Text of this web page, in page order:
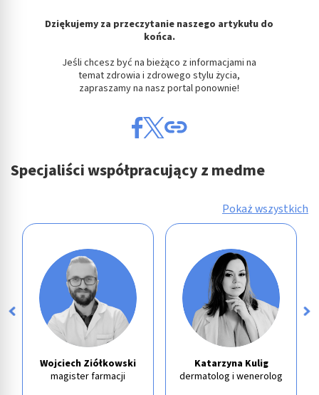
Dziękujemy za przeczytanie naszego artykułu do
końca.
Jeśli chcesz być na bieżąco z informacjami na
temat zdrowia i zdrowego stylu życia,
zapraszamy na nasz portal ponownie!
Specjaliści współpracujący z medme
Pokaż wszystkich
Wojciech Ziółkowski
magister farmacji
Katarzyna Kulig
dermatolog i wenerolog